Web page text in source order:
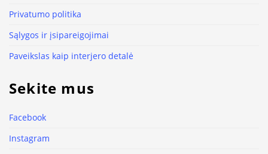
Privatumo politika
Sąlygos ir įsipareigojimai
Paveikslas kaip interjero detalė
Sekite mus
Facebook
Instagram